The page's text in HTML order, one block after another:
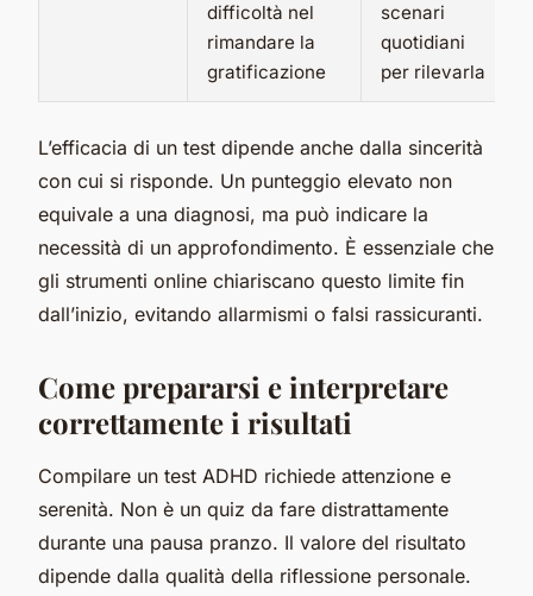
difficoltà nel
rimandare la
gratificazione
scenari
quotidiani
per rilevarla
L’efficacia di un test dipende anche dalla sincerità
con cui si risponde. Un punteggio elevato non
equivale a una diagnosi, ma può indicare la
necessità di un approfondimento. È essenziale che
gli strumenti online chiariscano questo limite fin
dall’inizio, evitando allarmismi o falsi rassicuranti.
Come prepararsi e interpretare
correttamente i risultati
Compilare un test ADHD richiede attenzione e
serenità. Non è un quiz da fare distrattamente
durante una pausa pranzo. Il valore del risultato
dipende dalla qualità della riflessione personale.